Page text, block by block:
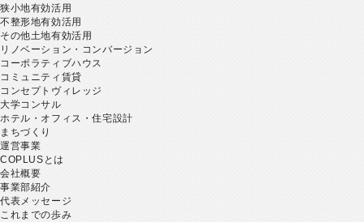
狭小地有効活用
不整形地有効活用
その他土地有効活用
リノベーション・コンバージョン
コーポラティブハウス
コミュニティ賃貸
コンセプトヴィレッジ
大学コンサル
ホテル・オフィス・住宅設計
まちづくり
運営事業
COPLUSとは
会社概要
事業部紹介
代表メッセージ
これまでの歩み